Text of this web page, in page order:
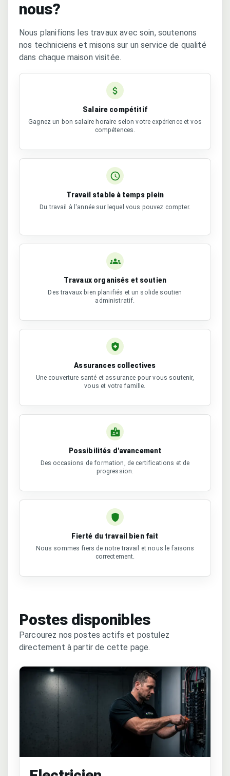
nous?
Nous planifions les travaux avec soin, soutenons
nos techniciens et misons sur un service de qualité
dans chaque maison visitée.
Salaire compétitif
Gagnez un bon salaire horaire selon votre expérience et vos
compétences.
Travail stable à temps plein
Du travail à l'année sur lequel vous pouvez compter.
Travaux organisés et soutien
Des travaux bien planifiés et un solide soutien
administratif.
Assurances collectives
Une couverture santé et assurance pour vous soutenir,
vous et votre famille.
Possibilités d'avancement
Des occasions de formation, de certifications et de
progression.
Fierté du travail bien fait
Nous sommes fiers de notre travail et nous le faisons
correctement.
Postes disponibles
Parcourez nos postes actifs et postulez
directement à partir de cette page.